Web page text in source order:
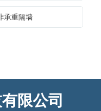
承重隔墙
限公司